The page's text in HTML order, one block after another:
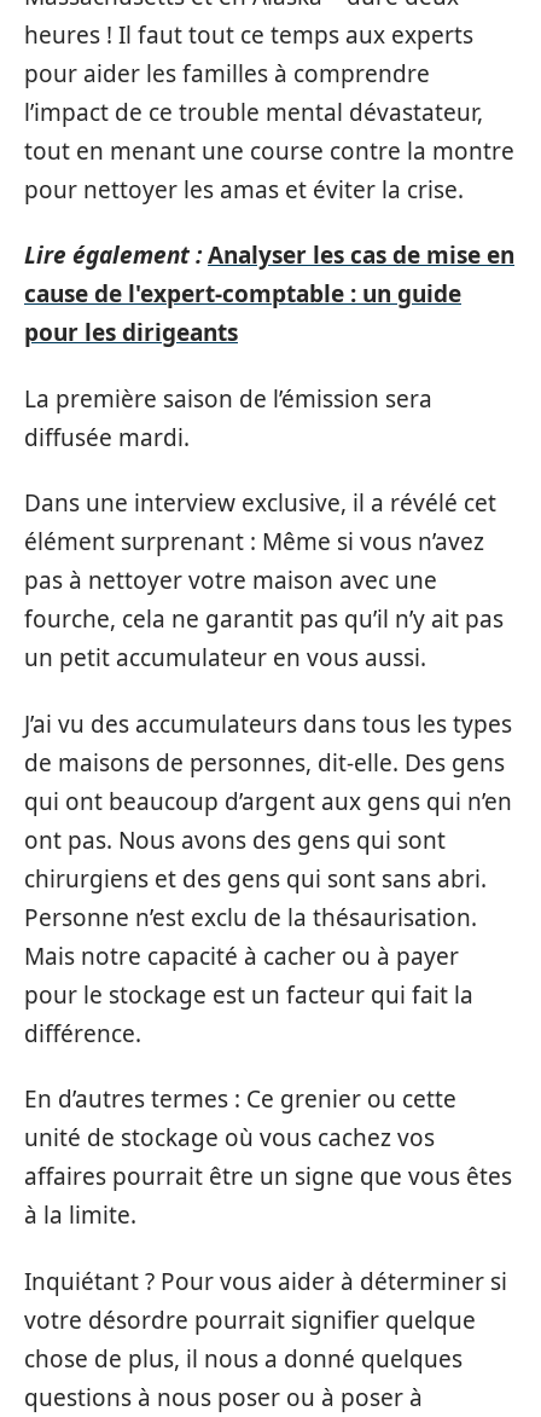
heures ! Il faut tout ce temps aux experts
pour aider les familles à comprendre
l’impact de ce trouble mental dévastateur,
tout en menant une course contre la montre
pour nettoyer les amas et éviter la crise.
Lire également :Analyser les cas de mise en
cause de l'expert-comptable : un guide
pour les dirigeants
La première saison de l’émission sera
diffusée mardi.
Dans une interview exclusive, il a révélé cet
élément surprenant : Même si vous n’avez
pas à nettoyer votre maison avec une
fourche, cela ne garantit pas qu’il n’y ait pas
un petit accumulateur en vous aussi.
J’ai vu des accumulateurs dans tous les types
de maisons de personnes, dit-elle. Des gens
qui ont beaucoup d’argent aux gens qui n’en
ont pas. Nous avons des gens qui sont
chirurgiens et des gens qui sont sans abri.
Personne n’est exclu de la thésaurisation.
Mais notre capacité à cacher ou à payer
pour le stockage est un facteur qui fait la
différence.
En d’autres termes : Ce grenier ou cette
unité de stockage où vous cachez vos
affaires pourrait être un signe que vous êtes
à la limite.
Inquiétant ? Pour vous aider à déterminer si
votre désordre pourrait signifier quelque
chose de plus, il nous a donné quelques
questions à nous poser ou à poser à